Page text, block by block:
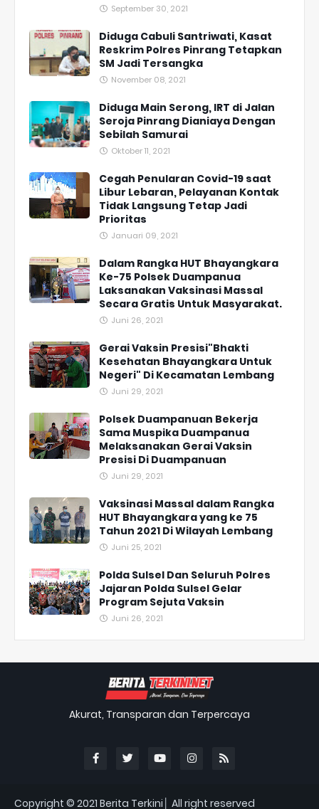
September 30, 2021
Diduga Cabuli Santriwati, Kasat
Reskrim Polres Pinrang Tetapkan
SM Jadi Tersangka
November 08, 2021
Diduga Main Serong, IRT di Jalan
Seroja Pinrang Dianiaya Dengan
Sebilah Samurai
Oktober 11, 2021
Cegah Penularan Covid-19 saat
Libur Lebaran, Pelayanan Kontak
Tidak Langsung Tetap Jadi
Prioritas
Januari 09, 2021
Dalam Rangka HUT Bhayangkara
Ke-75 Polsek Duampanua
Laksanakan Vaksinasi Massal
Secara Gratis Untuk Masyarakat.
Juni 26, 2021
Gerai Vaksin Presisi"Bhakti
Kesehatan Bhayangkara Untuk
Negeri" Di Kecamatan Lembang
Juni 29, 2021
Polsek Duampanuan Bekerja
Sama Muspika Duampanua
Melaksanakan Gerai Vaksin
Presisi Di Duampanuan
Juni 29, 2021
Vaksinasi Massal dalam Rangka
HUT Bhayangkara yang ke 75
Tahun 2021 Di Wilayah Lembang
Juni 25, 2021
Polda Sulsel Dan Seluruh Polres
Jajaran Polda Sulsel Gelar
Program Sejuta Vaksin
Juni 26, 2021
Akurat, Transparan dan Terpercaya
Copyright © 2021 Berita Terkini│ All right reserved